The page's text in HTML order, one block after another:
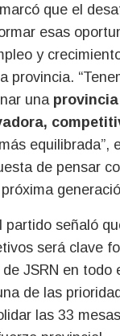
que el
esas
y
provincia.
unaprovincia
equilibrada”,
de pensar
partido señaló
será clave
JSRN en todo
de las
las 33